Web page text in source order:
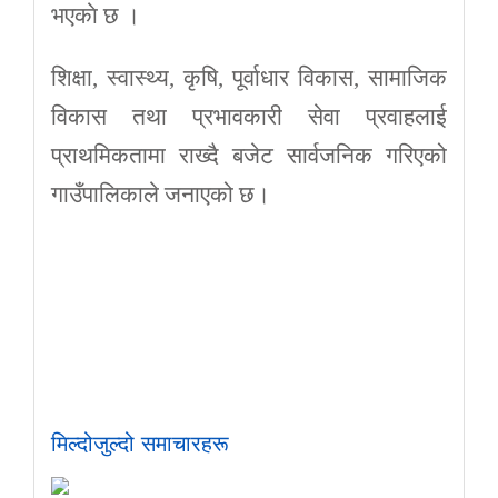
भएकाे छ ।
शिक्षा, स्वास्थ्य, कृषि, पूर्वाधार विकास, सामाजिक
विकास तथा प्रभावकारी सेवा प्रवाहलाई
प्राथमिकतामा राख्दै बजेट सार्वजनिक गरिएको
गाउँपालिकाले जनाएको छ।
मिल्दोजुल्दो समाचारहरू